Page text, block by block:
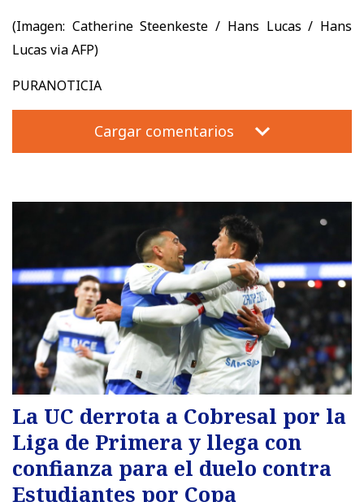
(Imagen: Catherine Steenkeste / Hans Lucas / Hans
Lucas via AFP)
PURANOTICIA
Cargar comentarios
La UC derrota a Cobresal por la
Liga de Primera y llega con
confianza para el duelo contra
Estudiantes por Copa